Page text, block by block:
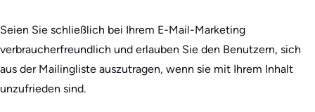
Seien Sie schließlich bei Ihrem E-Mail-Marketing
verbraucherfreundlich und erlauben Sie den Benutzern, sich
aus der Mailingliste auszutragen, wenn sie mit Ihrem Inhalt
unzufrieden sind.